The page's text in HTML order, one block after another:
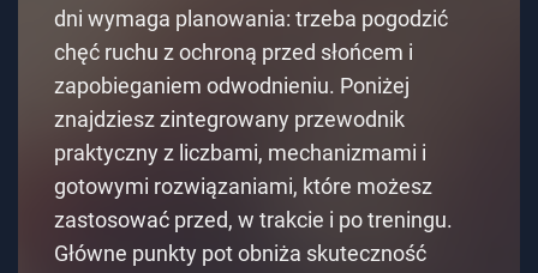
dni wymaga planowania: trzeba pogodzić
chęć ruchu z ochroną przed słońcem i
zapobieganiem odwodnieniu. Poniżej
znajdziesz zintegrowany przewodnik
praktyczny z liczbami, mechanizmami i
gotowymi rozwiązaniami, które możesz
zastosować przed, w trakcie i po treningu.
Główne punkty pot obniża skuteczność